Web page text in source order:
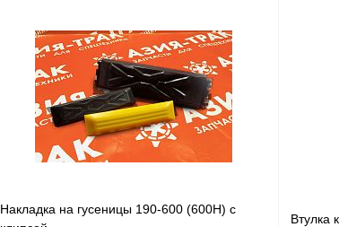
Накладка на гусеницы 190-600 (600H) с
Втулка